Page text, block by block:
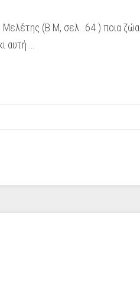
Μελέτης (Β Μ, σελ. .64 ) ποια ζώα
αυτή …